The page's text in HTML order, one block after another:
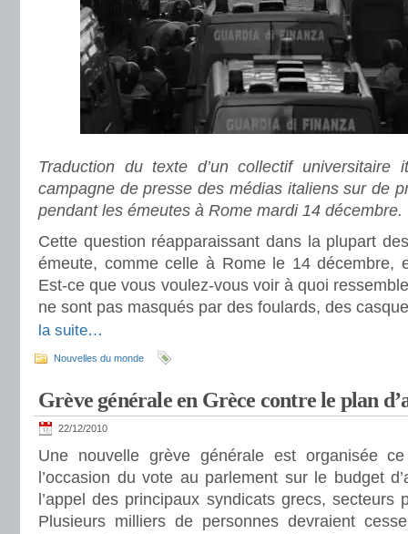
Traduction du texte d’un collectif
campagne de presse des médias italiens sur de
pendant les émeutes à Rome mardi 14 décembre.
Cette ques­tion réap­pa­rais­sant dans la plu­part
émeute, comme celle à Rome le 14 décem­bre,
Est-ce que vous voulez-vous voir à quoi
ne sont pas mas­qués par des fou­lards, des
la suite…
Nouvelles du monde
Grève générale en Grèce contre le plan
22/12/2010
Une nouvelle grève générale est organisée
l’occasion du vote au parlement sur le budget
l’appel des principaux syndicats grecs, secteurs
Plusieurs milliers de personnes devraient